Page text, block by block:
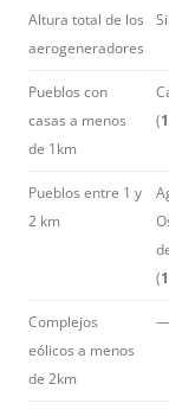
Altura total de los
aerogeneradores
Pueblos con
casas a menos
de 1km
(
Pueblos entre 1 y
2 km
(
Complejos
eólicos a menos
de 2km
—